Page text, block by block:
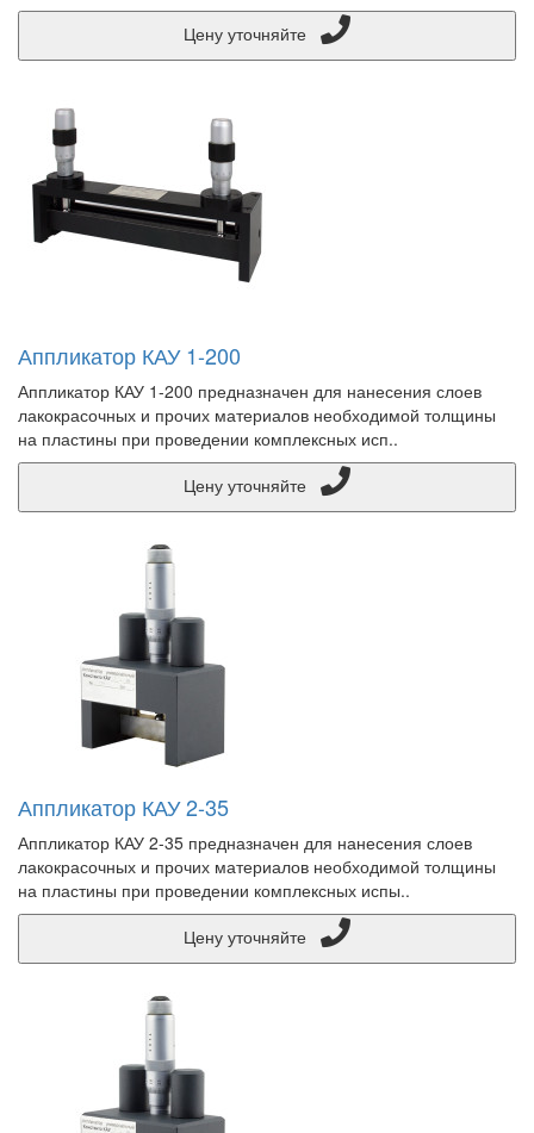
Аппликатор КАУ 1-200
Аппликатор КАУ 1-200 предназначен для нанесения слоев
лакокрасочных и прочих материалов необходимой толщины
на пластины при проведении комплексных исп..
Аппликатор КАУ 2-35
Аппликатор КАУ 2-35 предназначен для нанесения слоев
лакокрасочных и прочих материалов необходимой толщины
на пластины при проведении комплексных испы..